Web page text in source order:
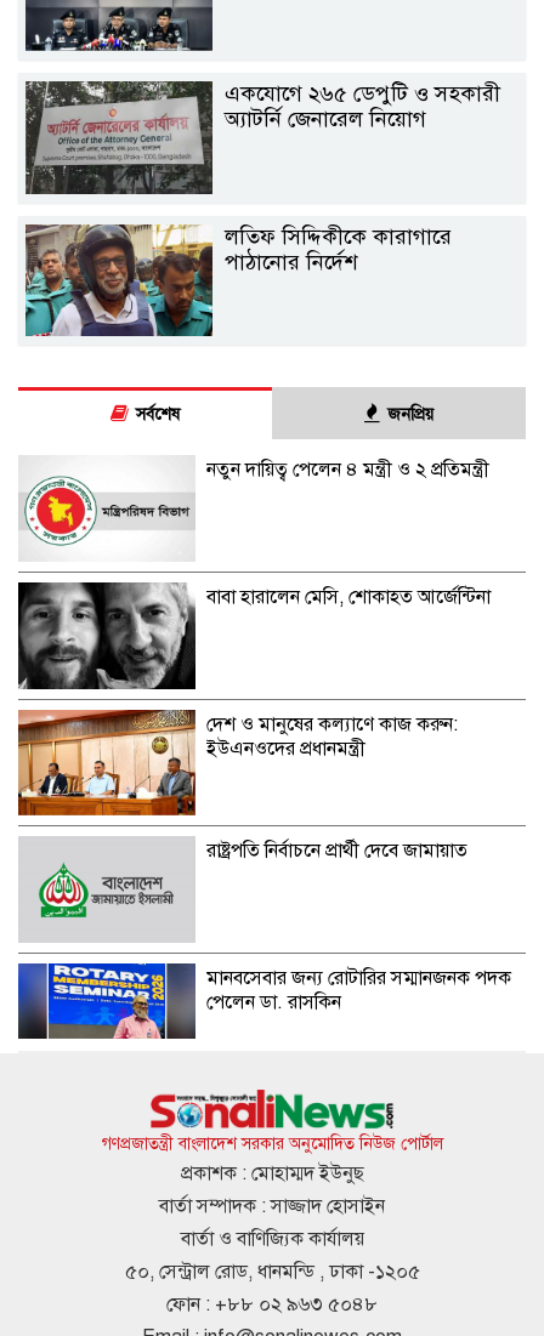
একযোগে ২৬৫ ডেপুটি ও সহকারী
অ্যাটর্নি জেনারেল নিয়োগ
লতিফ সিদ্দিকীকে কারাগারে
পাঠানোর নির্দেশ
সর্বশেষ জনপ্রিয়
নতুন দায়িত্ব পেলেন ৪ মন্ত্রী ও ২ প্রতিমন্ত্রী
বাবা হারালেন মেসি, শোকাহত আর্জেন্টিনা
দেশ ও মানুষের কল্যাণে কাজ করুন:
ইউএনওদের প্রধানমন্ত্রী
রাষ্ট্রপতি নির্বাচনে প্রার্থী দেবে জামায়াত
মানবসেবার জন্য রোটারির সম্মানজনক পদক
পেলেন ডা. রাসকিন
হাসিনার নির্দেশে সালাহউদ্দিন আহমদকে গুম
করা হয়: তদন্ত সংস্থা
আবারও ৪ দিনের লম্বা ছুটির সুযোগ
গণপ্রজাতন্ত্রী বাংলাদেশ সরকার অনুমোদিত নিউজ পোর্টাল
প্রকাশক : মোহাম্মদ ইউনুছ
বার্তা সম্পাদক : সাজ্জাদ হোসাইন
বার্তা ও বাণিজ্যিক কার্যালয়
৫০, সেন্ট্রাল রোড, ধানমন্ডি , ঢাকা -১২০৫
ফোন : +৮৮ ০২ ৯৬৩ ৫০৪৮